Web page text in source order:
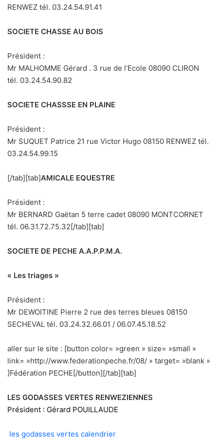
RENWEZ tél. 03.24.54.91.41
SOCIETE CHASSE AU BOIS
Président :
Mr MALHOMME Gérard . 3 rue de l’Ecole 08090 CLIRON
tél. 03.24.54.90.82
SOCIETE CHASSSE EN PLAINE
Président :
Mr SUQUET Patrice 21 rue Victor Hugo 08150 RENWEZ tél.
03.24.54.99.15
[/tab][tab]AMICALE EQUESTRE
Président :
Mr BERNARD Gaëtan 5 terre cadet 08090 MONTCORNET
tél. 06.31.72.75.32[/tab][tab]
SOCIETE DE PECHE A.A.P.P.M.A.
« Les triages »
Président :
Mr DEWOITINE Pierre 2 rue des terres bleues 08150
SECHEVAL tél. 03.24.32.66.01 / 06.07.45.18.52
aller sur le site : [button color= »green » size= »small »
link= »http://www.federationpeche.fr/08/ » target= »blank »
]Fédération PECHE[/button][/tab][tab]
LES GODASSES VERTES RENWEZIENNES
Président : Gérard POUILLAUDE
les godasses vertes calendrier